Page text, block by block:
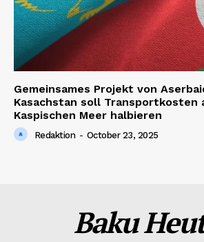
Gemeinsames Projekt von
Kasachstan soll Transportkosten
Kaspischen Meer halbieren
Redaktion - October 23, 2025
Baku